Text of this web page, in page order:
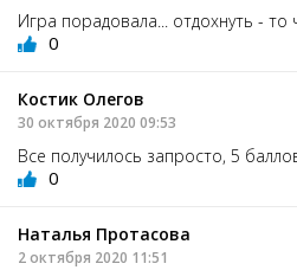
Игра порадовала... отдохнуть - то
0
Костик Олегов
30 октября 2020 09:53
Все получилось запросто, 5
0
Наталья Протасова
2 октября 2020 11:51